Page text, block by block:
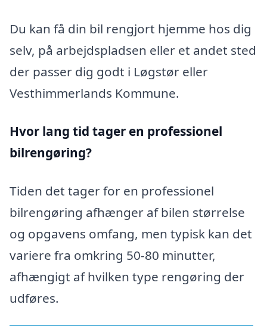
Du kan få din bil rengjort hjemme hos dig
selv, på arbejdspladsen eller et andet sted
der passer dig godt i Løgstør eller
Vesthimmerlands Kommune.
Hvor lang tid tager en professionel
bilrengøring?
Tiden det tager for en professionel
bilrengøring afhænger af bilen størrelse
og opgavens omfang, men typisk kan det
variere fra omkring 50-80 minutter,
afhængigt af hvilken type rengøring der
udføres.